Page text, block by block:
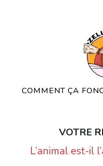
COMMENT ÇA
VOTRE
L’animal est-il